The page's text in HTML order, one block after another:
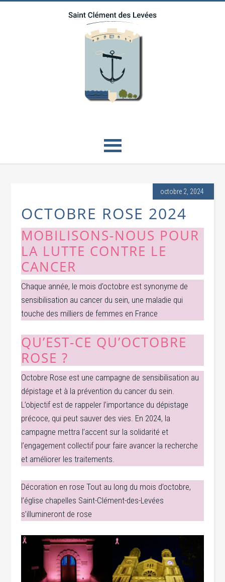
octobre 2, 2024
OCTOBRE ROSE 2024
MOBILISONS-NOUS POUR
LA LUTTE CONTRE LE
CANCER
Chaque année, le mois d’octobre est synonyme de
sensibilisation au cancer du sein, une maladie qui
touche des milliers de femmes en France
QU’EST-CE QU’OCTOBRE
ROSE ?
Octobre Rose est une campagne de sensibilisation au
dépistage et à la prévention du cancer du sein.
L’objectif est de rappeler l’importance du dépistage
précoce, qui peut sauver des vies. En 2024, la
campagne mettra l’accent sur la solidarité et
l’engagement collectif pour faire avancer la recherche
et améliorer les traitements.
Décoration en rose Tout au long du mois d’octobre,
l’église chapelles Saint-Clément-des-Levées
s’illumineront de rose